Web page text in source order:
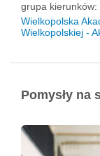
grupa kierunków:
Wielkopolska
Wielkopolskiej -
Pomysły na